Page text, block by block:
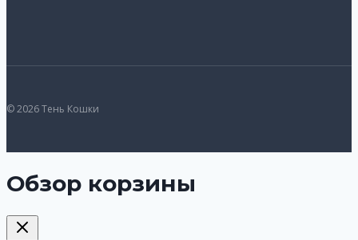
© 2026 Тень Кошки
Обзор корзины